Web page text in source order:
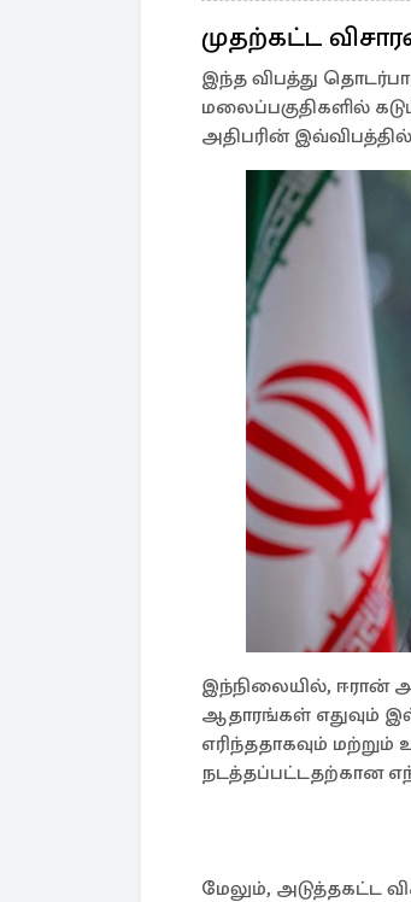
முதற்கட்ட
இந்த விபத்து
மலைப்பகுதிகளில்
அதிபரின்
இந்நிலையில், ஈரான்
ஆதாரங்கள் எதுவும்
எரிந்ததாகவும் மற்றும்
நடத்தப்பட்டதற்கான
மேலும், அடுத்தகட்ட